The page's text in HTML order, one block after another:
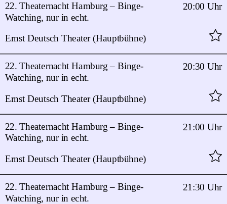
Ernst Deutsch Theater (Hauptbühne)
20:00 Uhr
22. Theaternacht Hamburg – Binge-
Watching, nur in echt.
Ernst Deutsch Theater (Hauptbühne)
20:30 Uhr
22. Theaternacht Hamburg – Binge-
Watching, nur in echt.
Ernst Deutsch Theater (Hauptbühne)
21:00 Uhr
22. Theaternacht Hamburg – Binge-
Watching, nur in echt.
21:30 Uhr
22. Theaternacht Hamburg – Binge-
Watching, nur in echt.